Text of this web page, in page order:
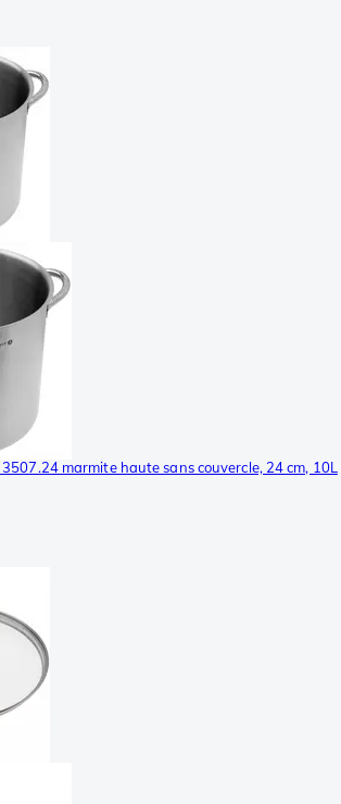
marmite haute sans couvercle, 24 cm, 10L